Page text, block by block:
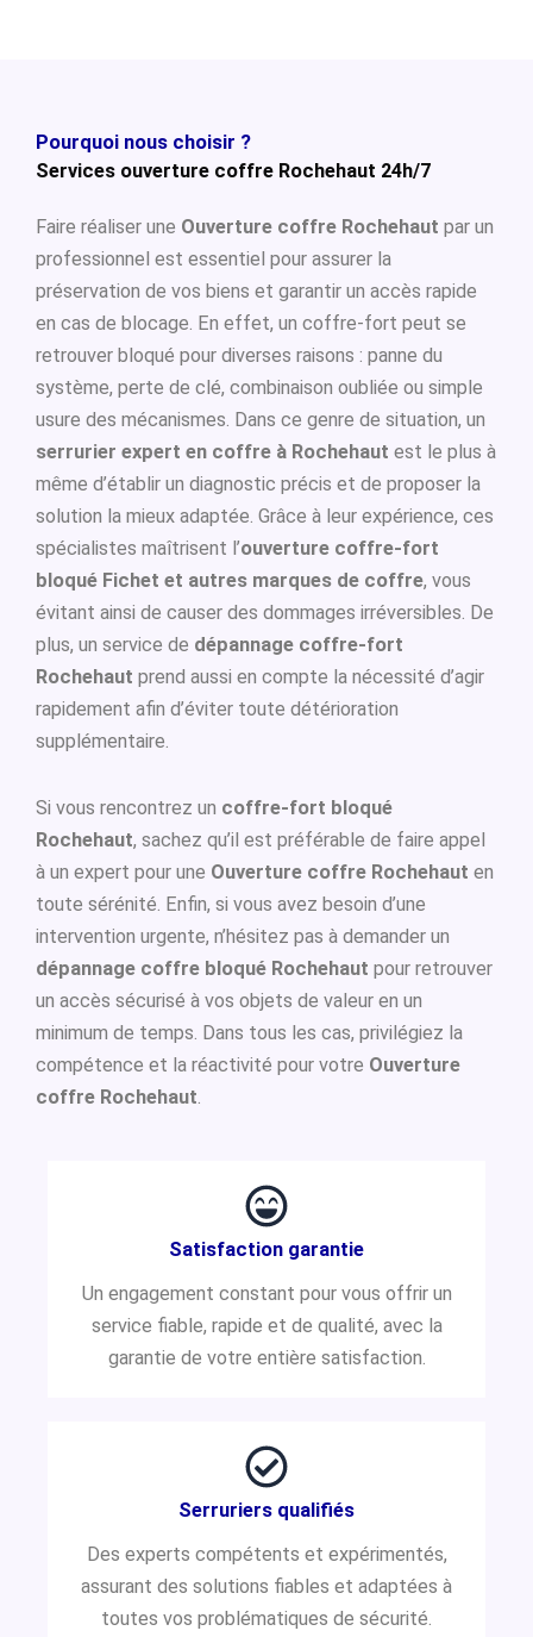
Pourquoi nous choisir ?
Services ouverture coffre Rochehaut 24h/7
Faire réaliser une Ouverture coffre Rochehaut par un
professionnel est essentiel pour assurer la
préservation de vos biens et garantir un accès rapide
en cas de blocage. En effet, un coffre-fort peut se
retrouver bloqué pour diverses raisons : panne du
système, perte de clé, combinaison oubliée ou simple
usure des mécanismes. Dans ce genre de situation, un
serrurier expert en coffre à Rochehaut est le plus à
même d’établir un diagnostic précis et de proposer la
solution la mieux adaptée. Grâce à leur expérience, ces
spécialistes maîtrisent l’ouverture coffre-fort
bloqué Fichet et autres marques de coffre, vous
évitant ainsi de causer des dommages irréversibles. De
plus, un service de dépannage coffre-fort
Rochehaut prend aussi en compte la nécessité d’agir
rapidement afin d’éviter toute détérioration
supplémentaire.
Si vous rencontrez un coffre-fort bloqué
Rochehaut, sachez qu’il est préférable de faire appel
à un expert pour une Ouverture coffre Rochehaut en
toute sérénité. Enfin, si vous avez besoin d’une
intervention urgente, n’hésitez pas à demander un
dépannage coffre bloqué Rochehaut pour retrouver
un accès sécurisé à vos objets de valeur en un
minimum de temps. Dans tous les cas, privilégiez la
compétence et la réactivité pour votre Ouverture
coffre Rochehaut.
Satisfaction garantie
Un engagement constant pour vous offrir un
service fiable, rapide et de qualité, avec la
garantie de votre entière satisfaction.
Serruriers qualifiés
Des experts compétents et expérimentés,
assurant des solutions fiables et adaptées à
toutes vos problématiques de sécurité.